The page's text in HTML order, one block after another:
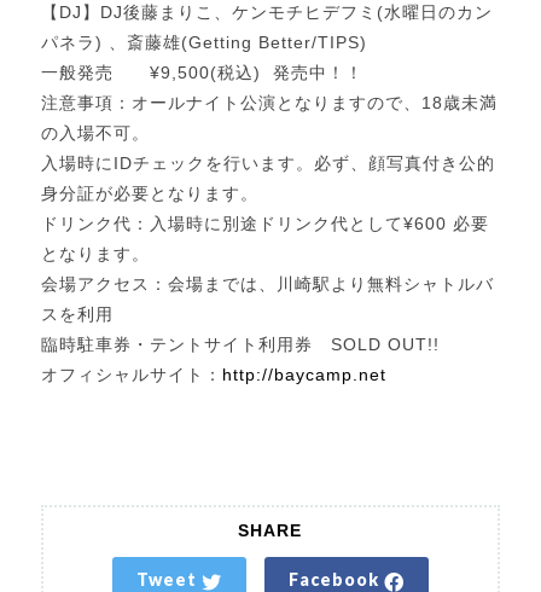
【DJ】DJ後藤まりこ、ケンモチヒデフミ(水曜日のカン
パネラ) 、斎藤雄(Getting Better/TIPS)
一般発売 ¥9,500(税込)
発売中！！
注意事項：オールナイト公演となりますので、18歳未満
の入場不可。
入場時にIDチェックを行います。必ず、顔写真付き公的
身分証が必要となります。
ドリンク代：入場時に別途ドリンク代として¥600 必要
となります。
会場アクセス：会場までは、川崎駅より無料シャトルバ
スを利用
臨時駐車券・テントサイト利用券 SOLD OUT!!
オフィシャルサイト： http://baycamp.net
SHARE
Tweet Facebook